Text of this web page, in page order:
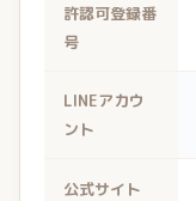
許認可登録番
号
LINEアカウ
ント
公式サイト